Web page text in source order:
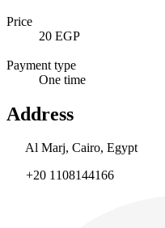
Price
20 EGP
Payment type
One time
Address
Al Marj, Cairo, Egypt
+20 1108144166